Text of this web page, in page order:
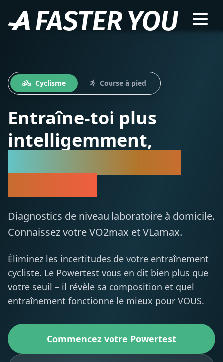
Cyclisme Course à pied
Entraîne-toi plus
intelligemment,
Diagnostics de niveau laboratoire à domicile.
Connaissez votre VO2max et VLamax.
Éliminez les incertitudes de votre entraînement
cycliste. Le Powertest vous en dit bien plus que
votre seuil – il révèle sa composition et quel
entraînement fonctionne le mieux pour VOUS.
Commencez votre Powertest